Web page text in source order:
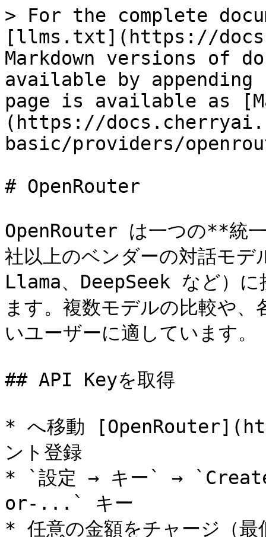
> For the complete
[llms.txt](https://
Markdown versions of
available by
page is available as
(https://
basic/providers/
# OpenRouter
OpenRouter は一つの**統
社以上のベンダーの対話モ
Llama、DeepSeek など）に
ます。複数モデルの比較や
いユーザーに適しています。
## API Keyを取得
* へ移動
ント登録
* `設定 → キー` →
or-...` キー
* 任意の金額をチャージ（